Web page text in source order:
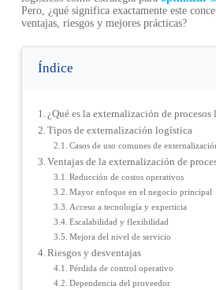
Pero, ¿qué significa exactamente este
ventajas, riesgos y mejores prácticas?
Índice
¿Qué es la externalización de procesos
Tipos de externalización logística
Casos de uso comunes de
Ventajas de la externalización de
Reducción de costos operativos
Mayor enfoque en el negocio principal
Acceso a tecnología y experticia
Escalabilidad y flexibilidad
Mejora del nivel de servicio
Riesgos y desventajas
Pérdida de control operativo
Dependencia del proveedor